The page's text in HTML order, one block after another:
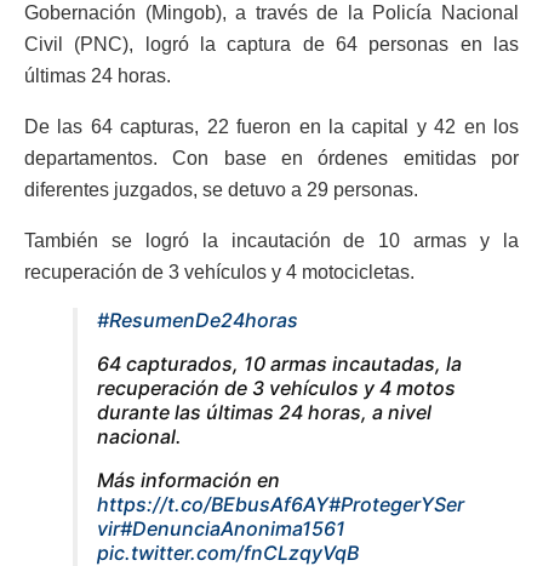
Gobernación (Mingob), a través de la Policía Nacional
Civil (PNC), logró la captura de 64 personas en las
últimas 24 horas.
De las 64 capturas, 22 fueron en la capital y 42 en los
departamentos. Con base en órdenes emitidas por
diferentes juzgados, se detuvo a 29 personas.
También se logró la incautación de 10 armas y la
recuperación de 3 vehículos y 4 motocicletas.
#ResumenDe24horas
64 capturados, 10 armas incautadas, la
recuperación de 3 vehículos y 4 motos
durante las últimas 24 horas, a nivel
nacional.
Más información en
https://t.co/BEbusAf6AY#ProtegerYSer
vir#DenunciaAnonima1561
pic.twitter.com/fnCLzqyVqB